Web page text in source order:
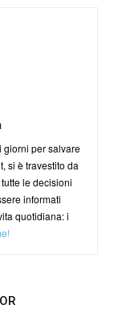
giorni per salvare
si è travestito da
le decisioni
informati
quotidiana: i